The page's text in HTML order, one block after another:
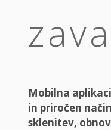
Mobilna
in priročen
sklenitev,